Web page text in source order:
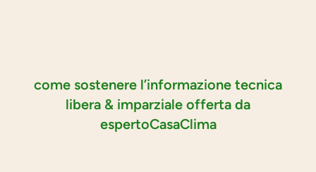
come sostenere l’informazione tecnica
libera & imparziale offerta da
espertoCasaClima